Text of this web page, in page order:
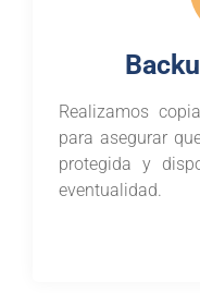
Realizamos
para asegurar
protegida y
eventualidad.